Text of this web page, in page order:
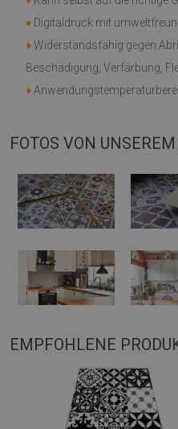
♦ Digitaldruck mit
♦Widerstandsfähig gegen
Beschädigung, Verfärbung,
♦
FOTOS VON
EMPFOHLENE